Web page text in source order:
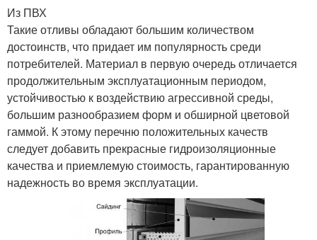
Из ПВХ
Такие отливы обладают большим количеством
достоинств, что придает им популярность среди
потребителей. Материал в первую очередь отличается
продолжительным эксплуатационным периодом,
устойчивостью к воздействию агрессивной среды,
большим разнообразием форм и обширной цветовой
гаммой. К этому перечню положительных качеств
следует добавить прекрасные гидроизоляционные
качества и приемлемую стоимость, гарантированную
надежность во время эксплуатации.